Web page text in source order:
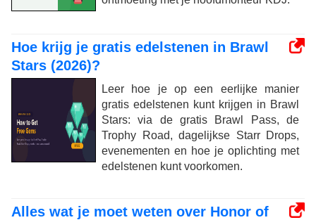
Hoe krijg je gratis edelstenen in Brawl
Stars (2026)?
Leer hoe je op een eerlijke manier
gratis edelstenen kunt krijgen in Brawl
Stars: via de gratis Brawl Pass, de
Trophy Road, dagelijkse Starr Drops,
evenementen en hoe je oplichting met
edelstenen kunt voorkomen.
Alles wat je moet weten over Honor of